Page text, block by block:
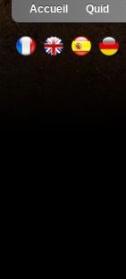
Accueil Quid